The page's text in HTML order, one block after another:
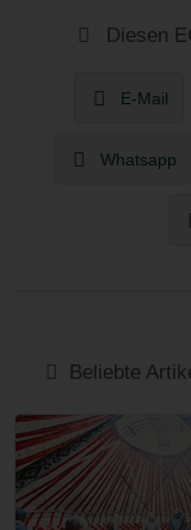
Diesen
E-Mail
Whatsapp
Beliebte